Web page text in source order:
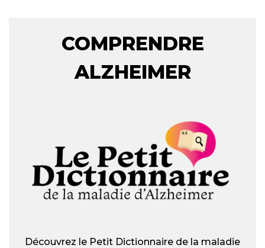
COMPRENDRE
ALZHEIMER
Découvrez le Petit Dictionnaire de la maladie